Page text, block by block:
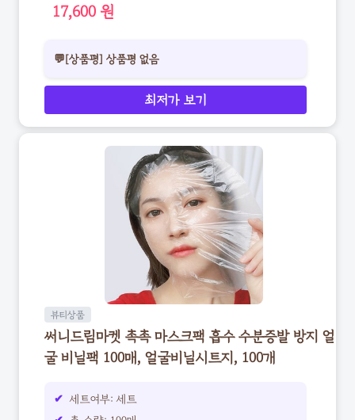
17,600 원
💬[상품평] 상품평 없음
최저가 보기
뷰티상품
써니드림마켓 촉촉 마스크팩 흡수 수분증발 방지 얼
굴 비닐팩 100매, 얼굴비닐시트지, 100개
세트여부: 세트